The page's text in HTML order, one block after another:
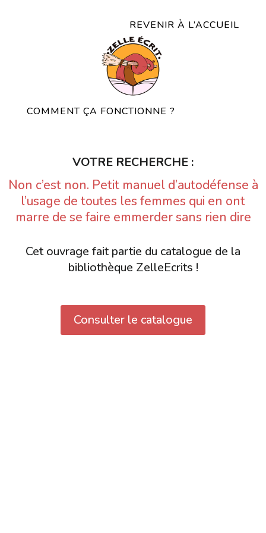
REVENIR À L’ACCUEIL
COMMENT ÇA FONCTIONNE ?
VOTRE RECHERCHE :
Non c’est non. Petit manuel d’autodéfense à
l’usage de toutes les femmes qui en ont
marre de se faire emmerder sans rien dire
Cet ouvrage fait partie du catalogue de la
bibliothèque ZelleEcrits !
Consulter le catalogue